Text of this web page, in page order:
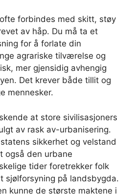
forbindes med skitt, støy
av håp. Du må ta et
for å forlate din
agrariske tilværelse og
mer gjensidig avhengig
Det krever både tillit og
mennesker.
at store sivilisasjoners
av rask av-urbanisering.
sikkerhet og velstand
også den urbane
tider foretrekker folk
sjølforsyning på landsbygda.
kunne de største maktene i